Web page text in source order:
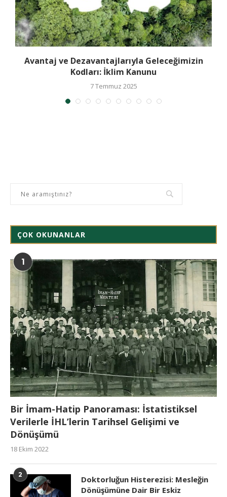
Avantaj ve Dezavantajlarıyla Geleceğimizin
Kodları: İklim Kanunu
7 Temmuz 2025
ÇOK OKUNANLAR
1
Bir İmam-Hatip Panoraması: İstatistiksel
Verilerle İHL’lerin Tarihsel Gelişimi ve
Dönüşümü
18 Ekim 2022
2
Doktorluğun Histerezisi: Mesleğin
Dönüşümüne Dair Bir Eskiz